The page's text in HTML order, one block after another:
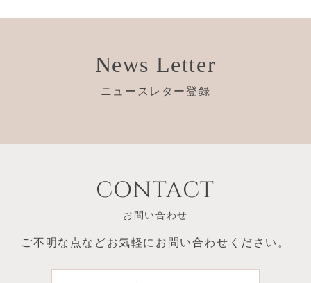
News Letter
ニュースレター登録
CONTACT
お問い合わせ
ご不明な点などお気軽にお問い合わせください。